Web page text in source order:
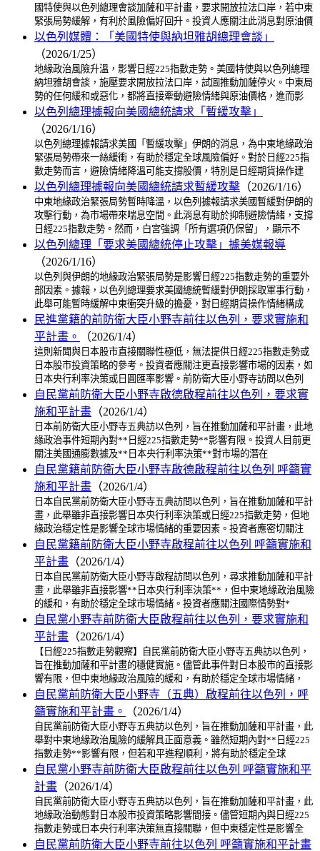
國特使與以色列總理會談加薩和平計畫，要求開放拉法口岸，若中東
緊張局勢緩解，有利於風險偏好回升。投資人應關注此消息對原油價
以色列媒體：「美國特使與納坦雅胡總理會談」
（2026/1/25）
地緣政治風險升溫，影響日經225指數走勢。美國特使與以色列總理
納坦雅胡會談，施壓要求開放拉法口岸，試圖推動加薩停火。中東局
勢的任何緩和或惡化，都將直接牽動避險情緒與原油價格，進而影
以色列總理據報向美國總統請求「暫緩攻擊」
（2026/1/16）
以色列總理據報請求美國「暫緩攻擊」伊朗的消息，為中東地緣政治
緊張局勢帶來一絲緩衝，有助於穩定全球風險偏好。對於日經225指
數走勢而言，避險情緒降溫可能支撐股價，特別是日經期貨操作建
以色列總理據報向美國總統請求暫緩攻擊 （2026/1/16）
中東地緣政治緊張局勢暫時降溫，以色列據報請求美國暫緩對伊朗的
攻擊行動，為市場帶來喘息空間。此消息有助於抑制避險情緒，支撐
日經225指數走勢。然而，白宮強調「所有選項仍保留」，顯示不
以色列總理「要求美國總統停止攻擊」據美媒報導
（2026/1/16）
以色列與伊朗的地緣政治緊張局勢是影響日經225指數走勢的重要外
部因素。據報，以色列總理要求美國總統暫緩對伊朗採取軍事行動，
此舉可能暫時緩解中東衝突升級的擔憂，對日經期貨操作情緒構成
民進黨籍的前防衛大臣小野寺前往以色列，要求實施和
平計畫。
（2026/1/4）
這則新聞與日本股市直接關聯性極低，無法提供日經225指數走勢或
日本股市投資策略的參考。投資者應關注更直接影響市場的因素，如
日本央行利率決策或日圓匯率影響。前防衛大臣小野寺訪問以色列
自民黨前防衛大臣小野寺啟德啟程前往以色列，要求實
施和平計畫 （2026/1/4）
日本前防衛大臣小野寺五典訪以色列，旨在推動加薩和平計畫，此地
緣政治事件短期內對**日經225指數走勢**影響有限。投資人目前更
關注美國通膨數據及**日本央行利率決策**對市場的潛在
自民黨籍前防衛大臣小野寺啟德啟程前往以色列 呼籲實
施和平計畫 （2026/1/4）
日本自民黨前防衛大臣小野寺五典訪問以色列，旨在推動加薩和平計
畫，此舉雖非直接影響日本央行利率決策或日經225指數走勢，但地
緣政治穩定性是影響全球市場情緒的重要因素。投資者應密切關注
自民黨籍前防衛大臣小野寺啟程前往以色列 呼籲實施和
平計畫 （2026/1/4）
日本自民黨前防衛大臣小野寺啟程訪問以色列，尋求推動加薩和平計
畫，此舉雖非直接影響**日本央行利率決策**，但中東地緣政治風險
的緩和，有助於穩定全球市場情緒。投資者應關注國際情勢對*
自民黨小野寺前防衛大臣啟程前往以色列，要求實施和
平計畫 （2026/1/4）
【日經225指數走勢觀察】自民黨前防衛大臣小野寺五典訪以色列，
旨在推動加薩和平計畫的穩健實施。儘管此事件對日本股市的直接影
響有限，但中東地緣政治風險的緩和，有助於穩定全球市場情緒，
自民黨前防衛大臣小野寺（五典）啟程前往以色列，呼
籲實施和平計畫。
（2026/1/4）
自民黨前防衛大臣小野寺五典訪以色列，旨在推動加薩和平計畫，此
舉對中東地緣政治風險的緩解具正面意義。雖然短期內對**日經225
指數走勢**影響有限，但若和平進程順利，將有助於穩定全球
自民黨小野寺前防衛大臣啟程前往以色列 呼籲實施和平
計畫 （2026/1/4）
自民黨前防衛大臣小野寺五典訪以色列，旨在推動加薩和平計畫，此
地緣政治動態對日本股市投資策略影響間接。儘管短期內與日經225
指數走勢或日本央行利率決策無直接關聯，但中東穩定性是影響全
自民黨前防衛大臣小野寺前往以色列 呼籲實施和平計畫